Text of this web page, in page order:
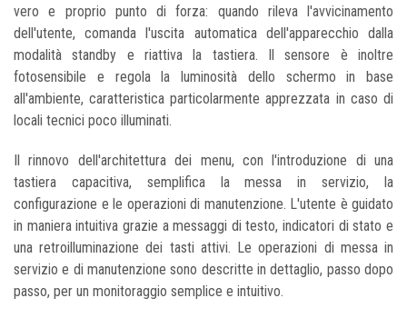
vero e proprio punto di forza: quando rileva l'avvicinamento
dell'utente, comanda l'uscita automatica dell'apparecchio dalla
modalità standby e riattiva la tastiera. Il sensore è inoltre
fotosensibile e regola la luminosità dello schermo in base
all'ambiente, caratteristica particolarmente apprezzata in caso di
locali tecnici poco illuminati.
Il rinnovo dell'architettura dei menu, con l'introduzione di una
tastiera capacitiva, semplifica la messa in servizio, la
configurazione e le operazioni di manutenzione. L'utente è guidato
in maniera intuitiva grazie a messaggi di testo, indicatori di stato e
una retroilluminazione dei tasti attivi. Le operazioni di messa in
servizio e di manutenzione sono descritte in dettaglio, passo dopo
passo, per un monitoraggio semplice e intuitivo.